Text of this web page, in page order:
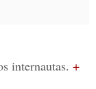
internautas. +